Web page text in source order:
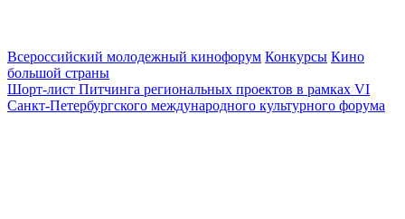
Всероссийский молодежный кинофорум Конкурсы Кино
большой страны
Шорт-лист Питчинга региональных проектов в рамках VI
Санкт-Петербургского международного культурного форума